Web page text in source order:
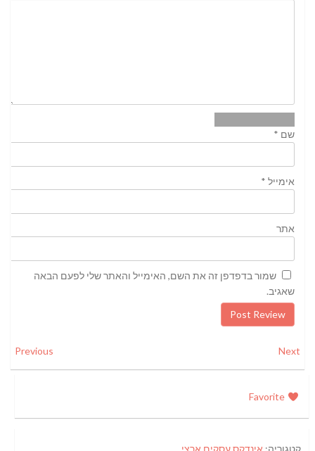
שם *
אימייל *
אתר
שמור בדפדפן זה את השם, האימייל והאתר שלי לפעם הבאה
שאגיב.
Previous Next
Favorite